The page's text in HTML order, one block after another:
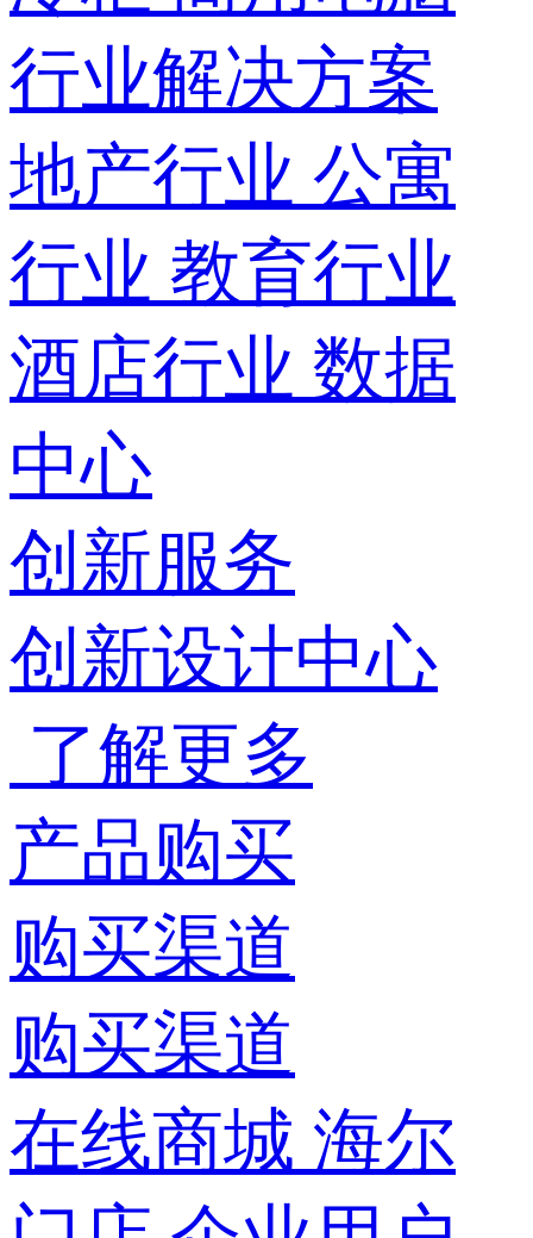
行业解决方案
地产行业 公寓
行业 教育行业
酒店行业 数据
中心
创新服务
创新设计中心
了解更多
产品购买
购买渠道
购买渠道
在线商城 海尔